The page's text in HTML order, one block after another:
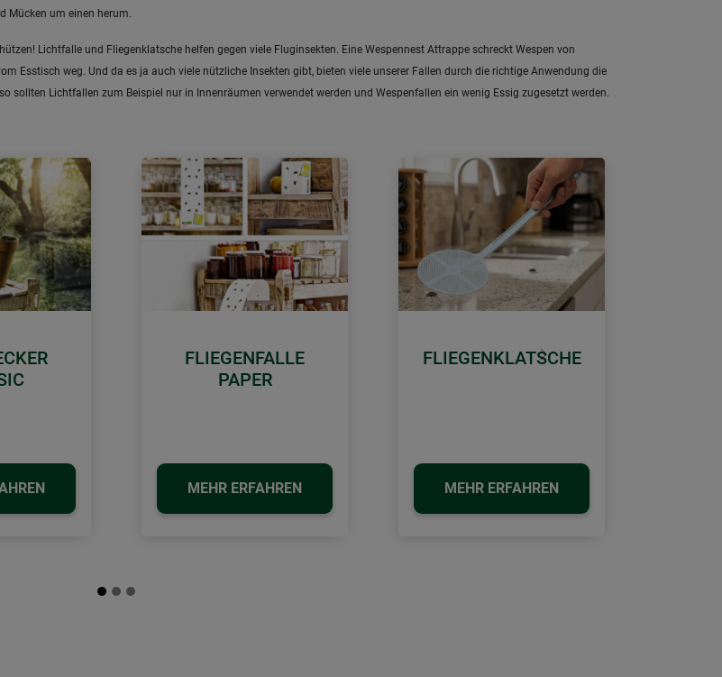
Mücken um einen herum.
Lichtfalle und Fliegenklatsche helfen gegen viele Fluginsekten. Eine Wespennest Attrappe schreckt Wespen von
Esstisch weg. Und da es ja auch viele nützliche Insekten gibt, bieten viele unserer Fallen durch die richtige Anwendung die
sollten Lichtfallen zum Beispiel nur in Innenräumen verwendet werden und Wespenfallen ein wenig Essig zugesetzt werden.
FLIEGENFALLE
PAPER
MEHR ERFAHREN
FLIEGENKLATSCHE
MEHR ERFAHREN
Weiter